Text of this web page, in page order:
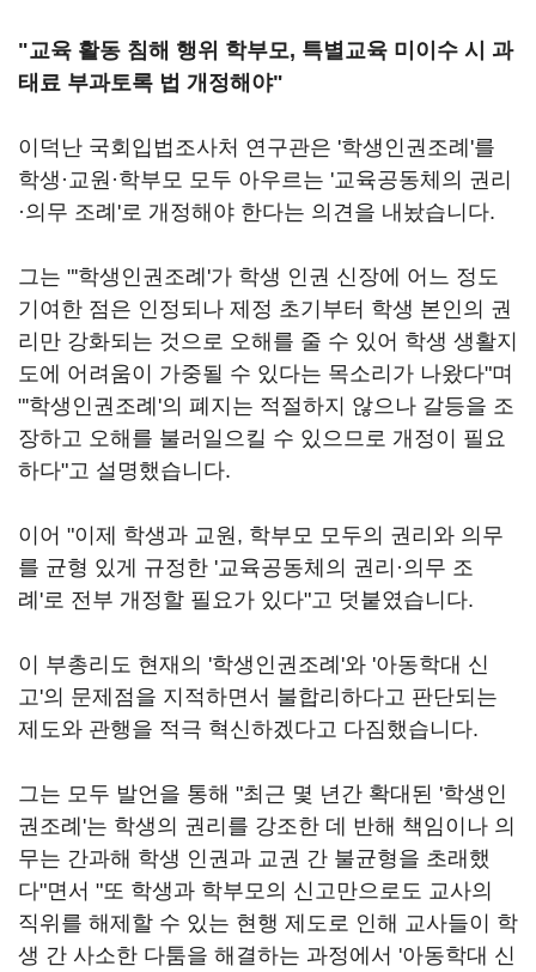
"교육 활동 침해 행위 학부모, 특별교육 미이수 시 과
태료 부과토록 법 개정해야"
이덕난 국회입법조사처 연구관은 '학생인권조례'를
학생·교원·학부모 모두 아우르는 '교육공동체의 권리
·의무 조례'로 개정해야 한다는 의견을 내놨습니다.
그는 "'학생인권조례'가 학생 인권 신장에 어느 정도
기여한 점은 인정되나 제정 초기부터 학생 본인의 권
리만 강화되는 것으로 오해를 줄 수 있어 학생 생활지
도에 어려움이 가중될 수 있다는 목소리가 나왔다"며
"'학생인권조례'의 폐지는 적절하지 않으나 갈등을 조
장하고 오해를 불러일으킬 수 있으므로 개정이 필요
하다"고 설명했습니다.
이어 "이제 학생과 교원, 학부모 모두의 권리와 의무
를 균형 있게 규정한 '교육공동체의 권리·의무 조
례'로 전부 개정할 필요가 있다"고 덧붙였습니다.
이 부총리도 현재의 '학생인권조례'와 '아동학대 신
고'의 문제점을 지적하면서 불합리하다고 판단되는
제도와 관행을 적극 혁신하겠다고 다짐했습니다.
그는 모두 발언을 통해 "최근 몇 년간 확대된 '학생인
권조례'는 학생의 권리를 강조한 데 반해 책임이나 의
무는 간과해 학생 인권과 교권 간 불균형을 초래했
다"면서 "또 학생과 학부모의 신고만으로도 교사의
직위를 해제할 수 있는 현행 제도로 인해 교사들이 학
생 간 사소한 다툼을 해결하는 과정에서 '아동학대 신